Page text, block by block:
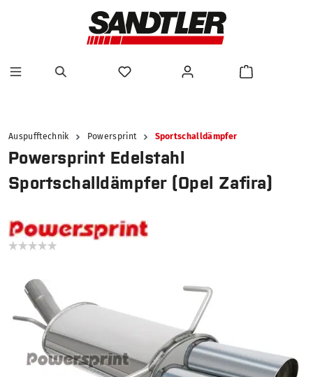
Auspufftechnik Powersprint Sportschalldämpfer
Powersprint Edelstahl
Sportschalldämpfer (Opel Zafira)
Bildergalerie überspringen